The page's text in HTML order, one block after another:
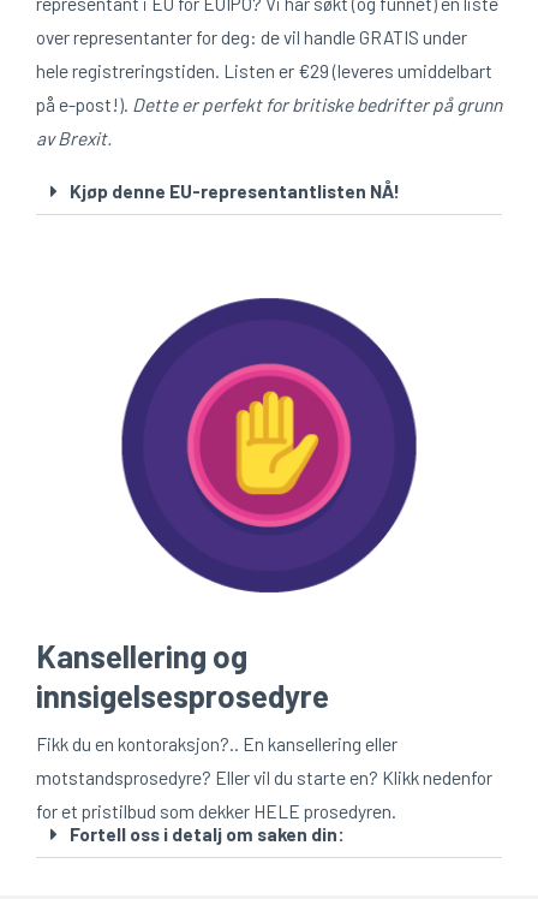
over representanter for deg: de vil handle GRATIS under
hele registreringstiden. Listen er €29 (leveres umiddelbart
på e-post!). Dette er perfekt for britiske bedrifter på grunn
av Brexit.
Kjøp denne EU-representantlisten NÅ!
Kansellering og
innsigelsesprosedyre
Fikk du en kontoraksjon?.. En kansellering eller
motstandsprosedyre? Eller vil du starte en? Klikk nedenfor
for et pristilbud som dekker HELE prosedyren.
Fortell oss i detalj om saken din: